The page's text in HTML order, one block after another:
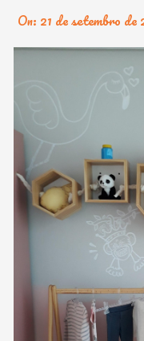
On: 21 de setembro de